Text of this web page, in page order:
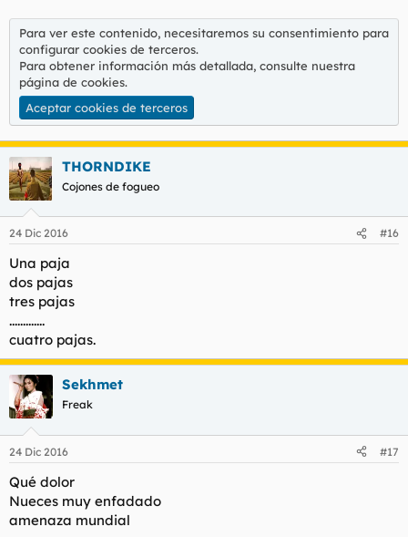
Para ver este contenido, necesitaremos su consentimiento para
configurar cookies de terceros.
Para obtener información más detallada, consulte nuestra
página de cookies.
Aceptar cookies de terceros
THORNDIKE
Cojones de fogueo
24 Dic 2016 #16
Una paja
dos pajas
tres pajas
.............
cuatro pajas.
Sekhmet
Freak
24 Dic 2016 #17
Qué dolor
Nueces muy enfadado
amenaza mundial